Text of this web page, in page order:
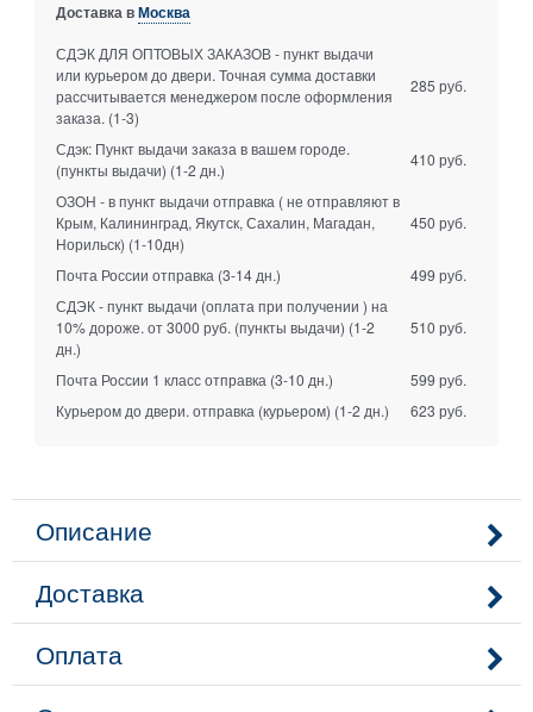
Доставка вМосква
СДЭК ДЛЯ ОПТОВЫХ ЗАКАЗОВ - пункт выдачи
или курьером до двери. Точная сумма доставки
рассчитывается менеджером после оформления
заказа. (1-3)
285 руб.
Сдэк: Пункт выдачи заказа в вашем городе.
(пункты выдачи) (1-2 дн.)
410 руб.
ОЗОН - в пункт выдачи отправка ( не отправляют в
Крым, Калининград, Якутск, Сахалин, Магадан,
Норильск) (1-10дн)
450 руб.
Почта России отправка (3-14 дн.)
499 руб.
СДЭК - пункт выдачи (оплата при получении ) на
10% дороже. от 3000 руб. (пункты выдачи) (1-2
дн.)
510 руб.
Почта России 1 класс отправка (3-10 дн.)
599 руб.
Курьером до двери. отправка (курьером) (1-2 дн.) 623 руб.
Описание
Доставка
Оплата